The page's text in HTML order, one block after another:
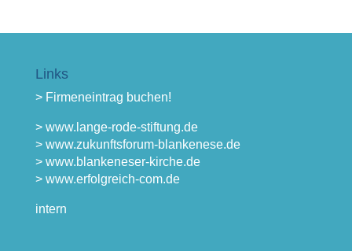
Links
> Firmeneintrag buchen!
> www.lange-rode-stiftung.de
> www.zukunftsforum-blankenese.de
> www.blankeneser-kirche.de
> www.erfolgreich-com.de
intern